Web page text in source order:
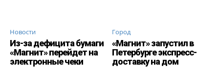
Новости
Из-за дефицита бумаги
«Магнит» перейдет на
электронные чеки
Город
«Магнит» запустил в
Петербурге экспресс-
доставку на дом